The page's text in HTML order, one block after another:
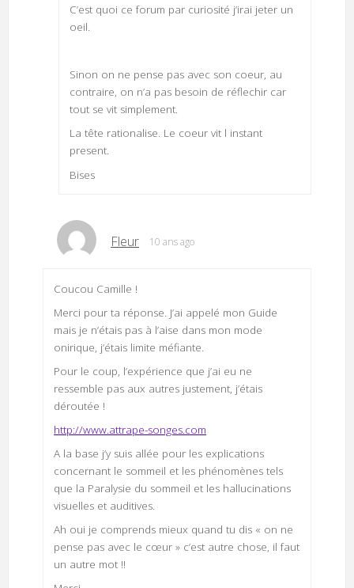
C’est quoi ce forum par curiosité j’irai jeter un
oeil.
Sinon on ne pense pas avec son coeur, au
contraire, on n’a pas besoin de réflechir car
tout se vit simplement.
La tête rationalise. Le coeur vit l instant
present.
Bises
Fleur 10 ans ago
Coucou Camille !
Merci pour ta réponse. J’ai appelé mon Guide
mais je n’étais pas à l’aise dans mon mode
onirique, j’étais limite méfiante.
Pour le coup, l’expérience que j’ai eu ne
ressemble pas aux autres justement, j’étais
déroutée !
http://www.attrape-songes.com
A la base j’y suis allée pour les explications
concernant le sommeil et les phénomènes tels
que la Paralysie du sommeil et les hallucinations
visuelles et auditives.
Ah oui je comprends mieux quand tu dis « on ne
pense pas avec le cœur » c’est autre chose, il faut
un autre mot !!